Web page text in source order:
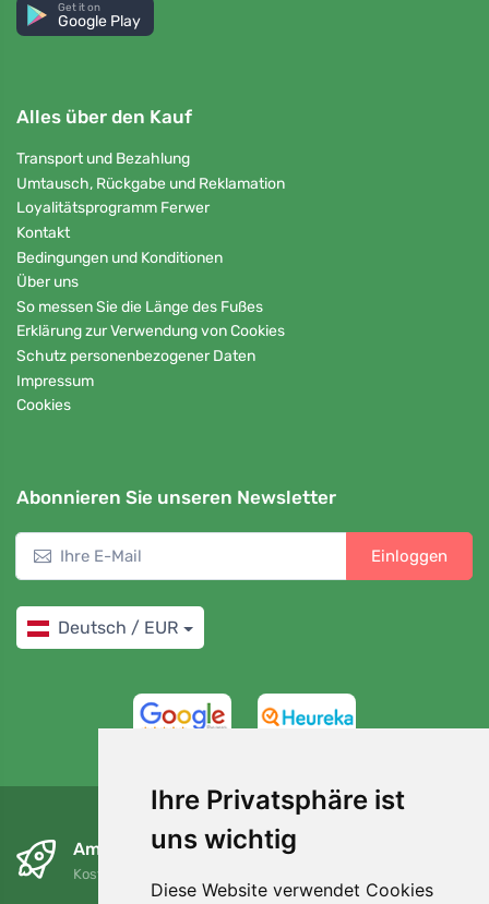
Ihre Privatsphäre ist
uns wichtig
Diese Website verwendet Cookies
Get it on
Google Play
Alles über den Kauf
Transport und Bezahlung
Umtausch, Rückgabe und Reklamation
Loyalitätsprogramm Ferwer
Kontakt
Bedingungen und Konditionen
Über uns
So messen Sie die Länge des Fußes
Erklärung zur Verwendung von Cookies
Schutz personenbezogener Daten
Impressum
Cookies
Abonnieren Sie unseren Newsletter
Einloggen
Deutsch / EUR
Am nächsten Tag und kostenlos
Kostenloser Versand für Bestellungen über 80 EUR